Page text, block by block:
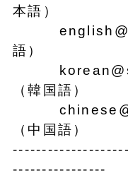
本語）
語）
（韓国語）
（中国語）
----------------